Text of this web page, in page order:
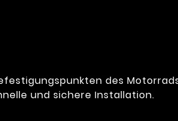
des
und sichere Installation.